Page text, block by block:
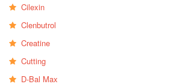
Cilexin
Clenbutrol
Creatine
Cutting
D-Bal Max